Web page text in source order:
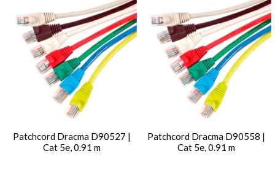
Patchcord Dracma D90527 |
Cat 5e, 0.91 m
Patchcord Dracma D90558 |
Cat 5e, 0.91 m